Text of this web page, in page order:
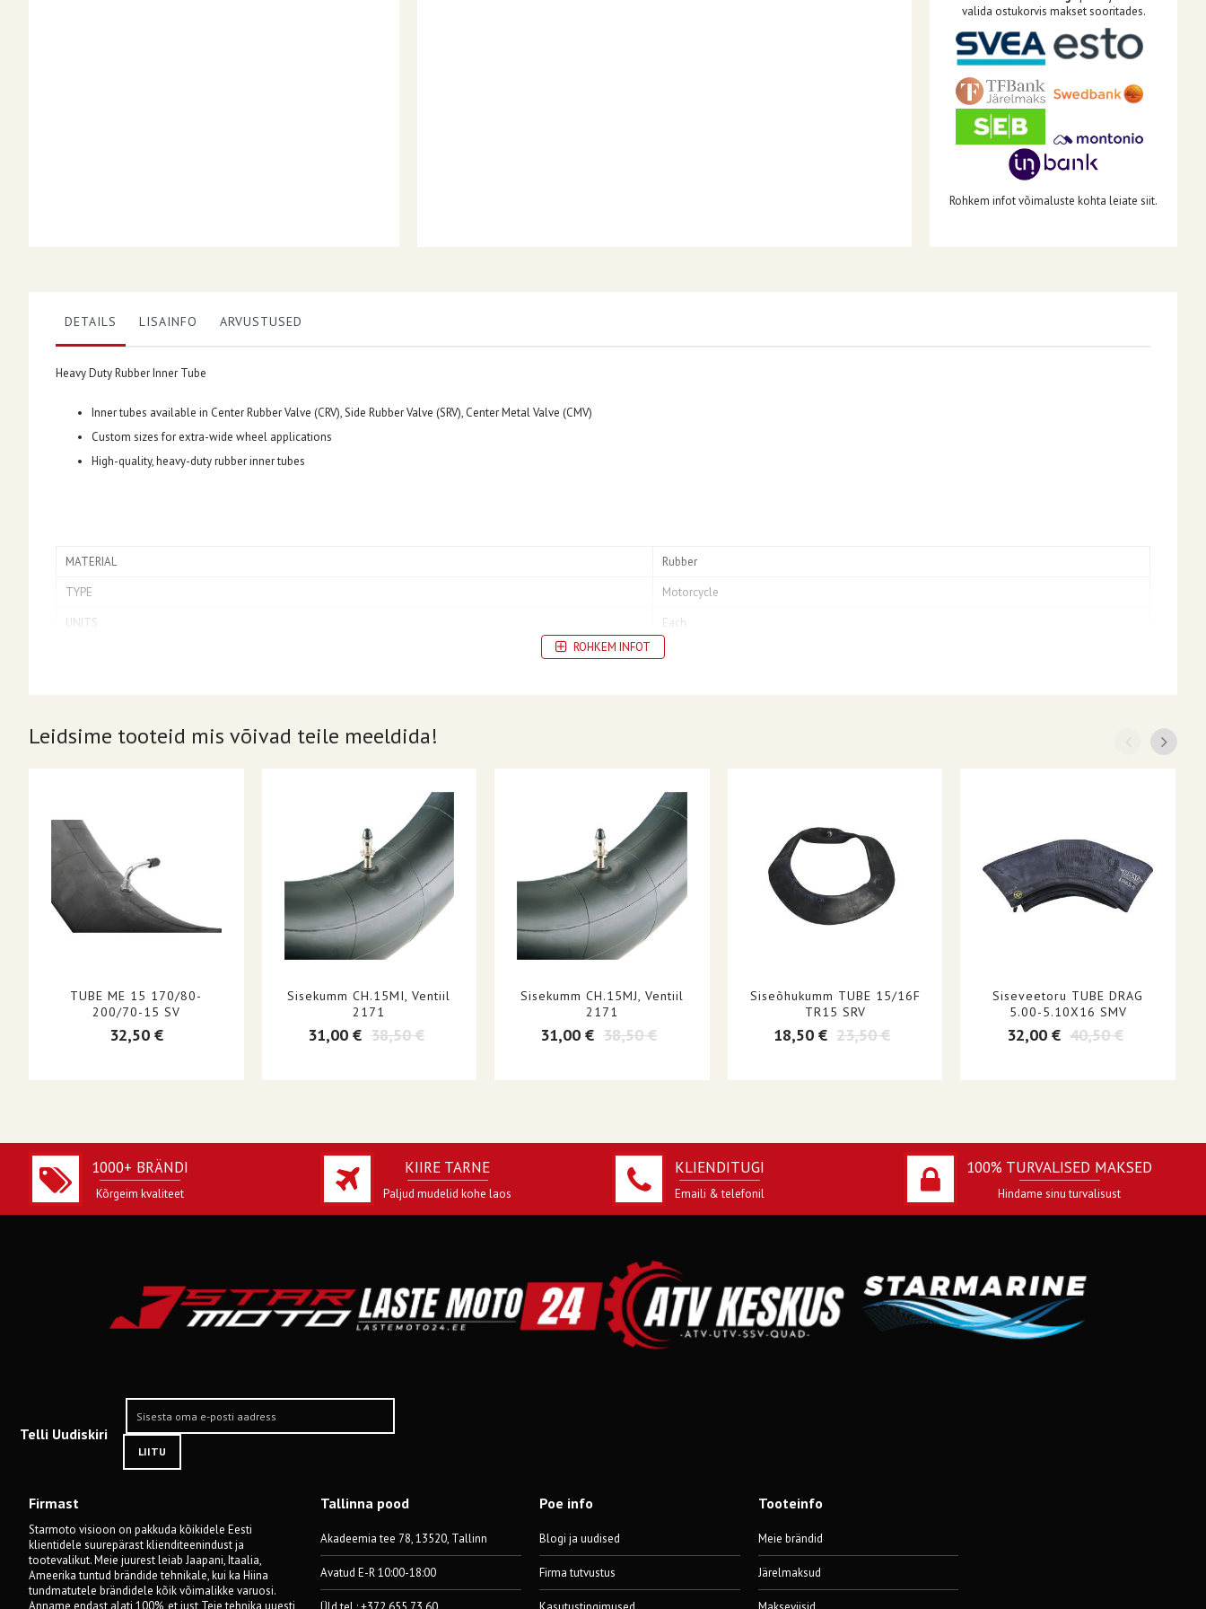
valida ostukorvis makset sooritades.
Rohkem infot võimaluste kohta leiate siit.
DETAILS LISAINFO ARVUSTUSED
Heavy Duty Rubber Inner Tube
Inner tubes available in Center Rubber Valve (CRV), Side Rubber Valve (SRV), Center Metal Valve (CMV)
Custom sizes for extra-wide wheel applications
High-quality, heavy-duty rubber inner tubes
MATERIAL
Rubber
TYPE
Motorcycle
UNITS
Each
Inner Tube
INNER TUBE VALVE STEM TYPE US
SRV
FOR RIM SIZE
15"
ROHKEM INFOT
Leidsime tooteid mis võivad teile meeldida!
TUBE ME 15 170/80-
200/70-15 SV
32,50 €
Sisekumm CH.15MI, Ventiil
2171
31,00 € 38,50 €
Sisekumm CH.15MJ, Ventiil
2171
31,00 € 38,50 €
Siseõhukumm TUBE 15/16F
TR15 SRV
18,50 € 23,50 €
Siseveetoru TUBE DRAG
5.00-5.10X16 SMV
32,00 € 40,50 €
1000+ BRÄNDI
Kõrgeim kvaliteet
KIIRE TARNE
Paljud mudelid kohe laos
KLIENDITUGI
Emaili & telefonil
100% TURVALISED MAKSED
Hindame sinu turvalisust
Telli Uudiskiri
LIITU
Firmast
Starmoto visioon on pakkuda kõikidele Eesti
klientidele suurepärast klienditeenindust ja
tootevalikut. Meie juurest leiab Jaapani, Itaalia,
Ameerika tuntud brändide tehnikale, kui ka Hiina
tundmatutele brändidele kõik võimalikke varuosi.
Anname endast alati 100%, et just Teie tehnika uuesti
Tallinna pood
Akadeemia tee 78, 13520, Tallinn
Avatud E-R 10:00-18:00
Poe info
Blogi ja uudised
Firma tutvustus
Tooteinfo
Meie brändid
Järelmaksud